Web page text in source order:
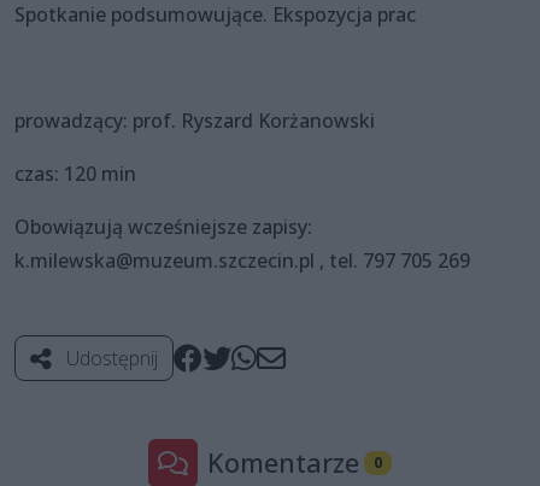
Spotkanie podsumowujące. Ekspozycja prac
prowadzący: prof. Ryszard Korżanowski
czas: 120 min
Obowiązują wcześniejsze zapisy:
k.milewska@muzeum.szczecin.pl , tel. 797 705 269
Udostępnij
Komentarze 0